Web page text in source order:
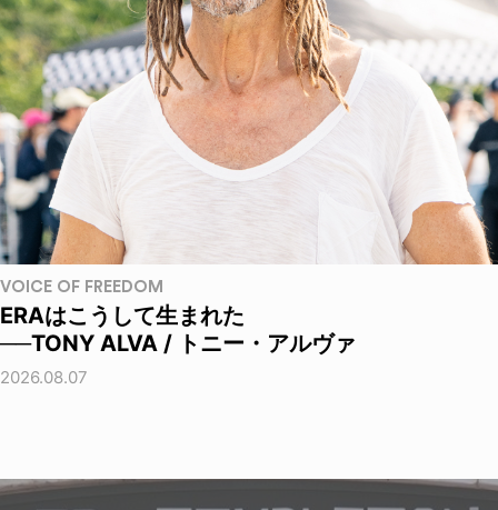
VOICE OF FREEDOM
ERAはこうして生まれた
──TONY ALVA / トニー・アルヴァ
2026.08.07